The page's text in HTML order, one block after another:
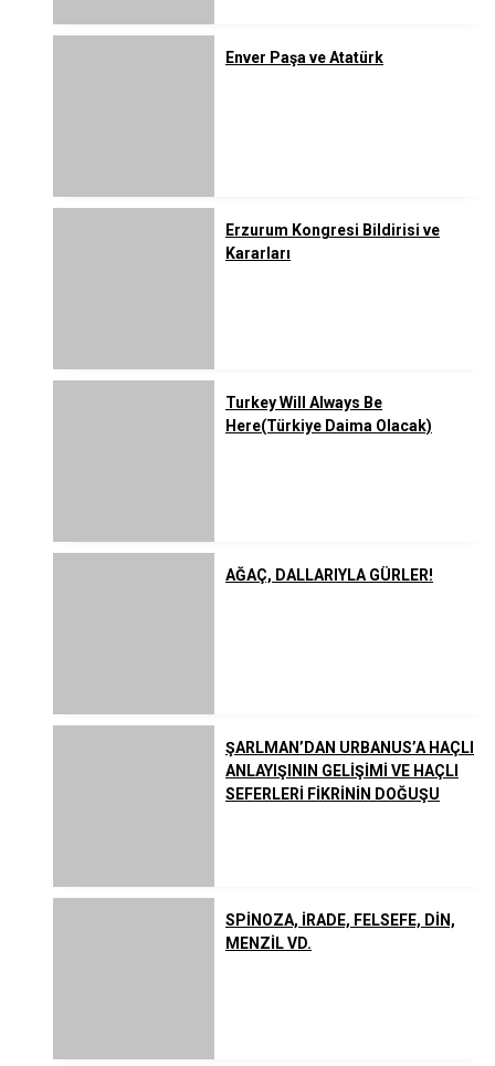
Enver Paşa ve Atatürk
Erzurum Kongresi Bildirisi ve
Kararları
Turkey Will Always Be
Here(Türkiye Daima Olacak)
AĞAÇ, DALLARIYLA GÜRLER!
ŞARLMAN’DAN URBANUS’A HAÇLI
ANLAYIŞININ GELİŞİMİ VE HAÇLI
SEFERLERİ FİKRİNİN DOĞUŞU
SPİNOZA, İRADE, FELSEFE, DİN,
MENZİL VD.